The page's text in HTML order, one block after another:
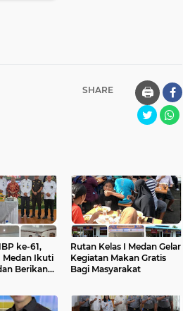
SHARE 🖨️
ke-61,
Medan Ikuti
Berikan
Rutan Kelas I Medan Gelar
Kegiatan Makan Gratis
Bagi Masyarakat